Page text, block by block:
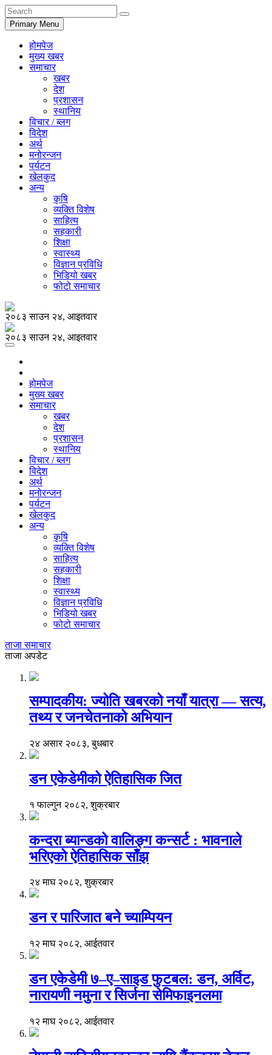
Primary Menu
होमपेज
मुख्य खबर
समाचार
खबर
देश
प्रशासन
स्थानिय
विचार / ब्लग
विदेश
अर्थ
मनोरन्जन
पर्यटन
खेलकुद
अन्य
कृषि
व्यक्ति विशेष
साहित्य
सहकारी
शिक्षा
स्वास्थ्य
विज्ञान प्रविधि
भिडियो खबर
फोटो समाचार
२०८३ साउन २४, आइतवार
२०८३ साउन २४, आइतवार
होमपेज
मुख्य खबर
समाचार
खबर
देश
प्रशासन
स्थानिय
विचार / ब्लग
विदेश
अर्थ
मनोरन्जन
पर्यटन
खेलकुद
अन्य
कृषि
व्यक्ति विशेष
साहित्य
सहकारी
शिक्षा
स्वास्थ्य
विज्ञान प्रविधि
भिडियो खबर
फोटो समाचार
ताजा समाचार
ताजा अपडेट
सम्पादकीय: ज्योति खबरको नयाँ यात्रा — सत्य,
तथ्य र जनचेतनाको अभियान
२४ असार २०८३, बुधबार
डन एकेडेमीको ऐतिहासिक जित
१ फाल्गुन २०८२, शुक्रबार
कन्दरा ब्यान्डको वालिङ्ग कन्सर्ट : भावनाले
भरिएको ऐतिहासिक साँझ
२४ माघ २०८२, शुक्रबार
डन र पारिजात बने च्याम्पियन
१२ माघ २०८२, आईतवार
डन एकेडेमी ७–ए–साइड फुटबल: डन, अर्विट,
नारायणी नमुना र सिर्जना सेमिफाइनलमा
१२ माघ २०८२, आईतवार